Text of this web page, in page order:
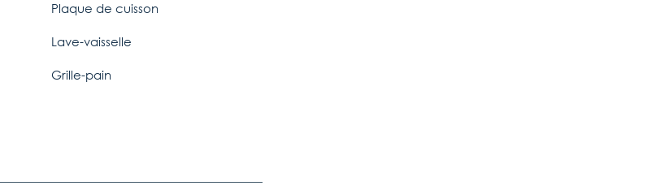
Plaque de cuisson
Lave-vaisselle
Grille-pain